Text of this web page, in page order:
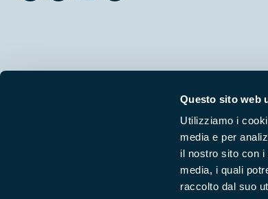
Questo sito web
Utilizziamo i
media e per
il nostro sito con
media, i quali
raccolto dal suo
- Il materiale del sito è liberamente